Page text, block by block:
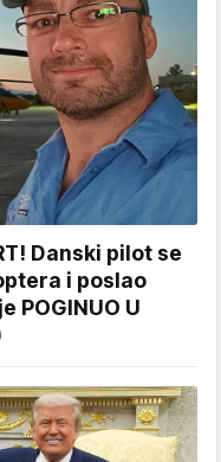
Danski pilot se
i poslao
POGINUO U